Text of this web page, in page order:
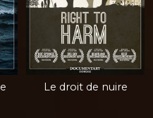
Le droit de nuire